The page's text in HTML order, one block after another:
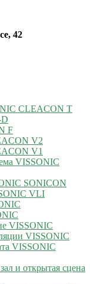
42
CLEACON T
F
V2
V1
VISSONIC
SONICON
VLI
VISSONIC
VISSONIC
VISSONIC
и открытая сцена